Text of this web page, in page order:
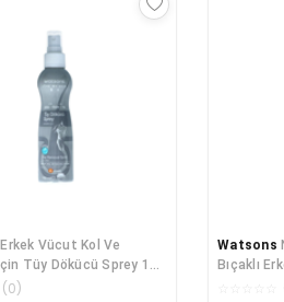
Erkek Vücut Kol Ve
Tüy Dökücü Sprey 150
(0)
Watsons
Bıçaklı